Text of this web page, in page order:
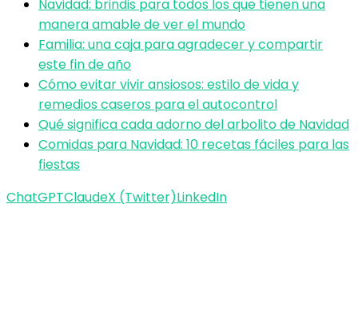
Navidad: brindis para todos los que tienen una
manera amable de ver el mundo
Familia: una caja para agradecer y compartir
este fin de año
Cómo evitar vivir ansiosos: estilo de vida y
remedios caseros para el autocontrol
Qué significa cada adorno del arbolito de Navidad
Comidas para Navidad: 10 recetas fáciles para las
fiestas
ChatGPTClaudeX (Twitter)LinkedIn